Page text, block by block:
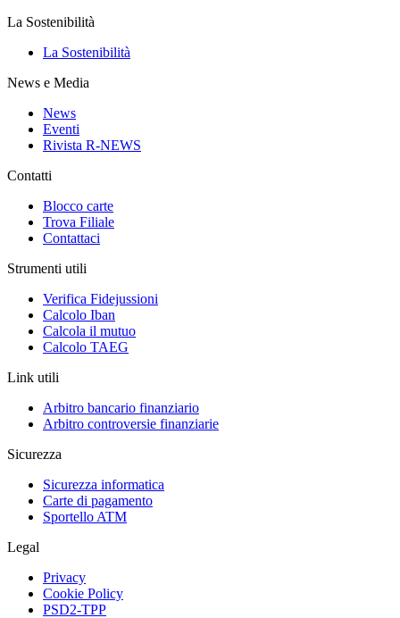
La Sostenibilità
La Sostenibilità
News e Media
News
Eventi
Rivista R-NEWS
Contatti
Blocco carte
Trova Filiale
Contattaci
Strumenti utili
Verifica Fidejussioni
Calcolo Iban
Calcola il mutuo
Calcolo TAEG
Link utili
Arbitro bancario finanziario
Arbitro controversie finanziarie
Sicurezza
Sicurezza informatica
Carte di pagamento
Sportello ATM
Legal
Privacy
Cookie Policy
PSD2-TPP